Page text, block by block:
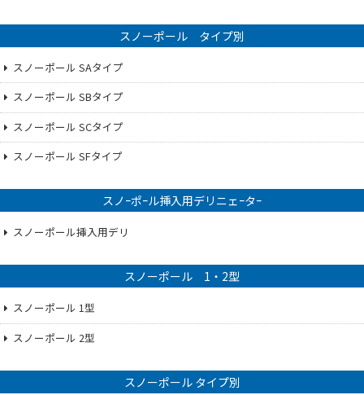
スノーポール タイプ別
スノーポール SAタイプ
スノーポール SBタイプ
スノーポール SCタイプ
スノーポール SFタイプ
スノｰポｰル挿入用デリニェｰタｰ
スノーポール挿入用デリ
スノーポール 1・2型
スノーポール 1型
スノーポール 2型
スノーポール タイプ別